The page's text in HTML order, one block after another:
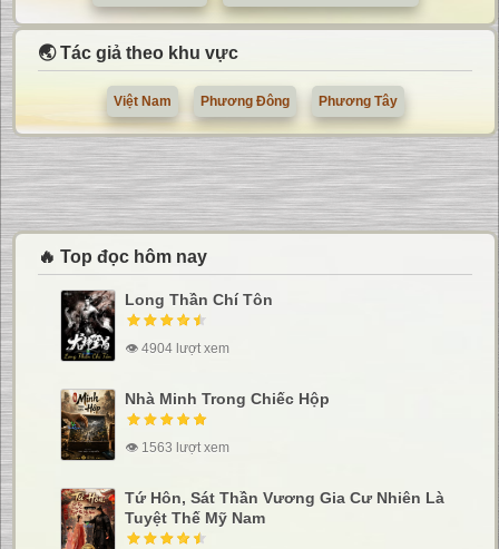
🌏 Tác giả theo khu vực
Việt Nam Phương Đông Phương Tây
🔥 Top đọc hôm nay
Long Thần Chí Tôn
👁 4904 lượt xem
Nhà Minh Trong Chiếc Hộp
👁 1563 lượt xem
Tứ Hôn, Sát Thần Vương Gia Cư Nhiên Là
Tuyệt Thế Mỹ Nam